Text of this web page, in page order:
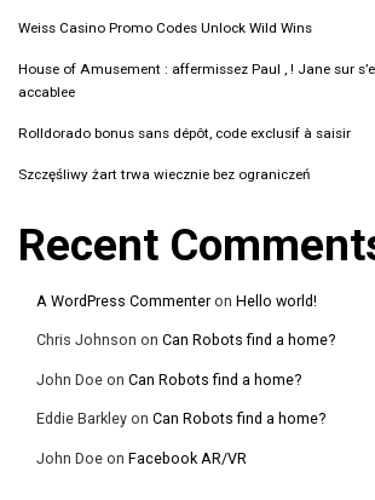
Weiss Casino Promo Codes Unlock Wild Wins
House of Amusement : affermissez Paul , ! Jane sur
accablee
Rolldorado bonus sans dépôt, code exclusif à saisir
Szczęśliwy żart trwa wiecznie bez ograniczeń
Recent
A WordPress Commenter on Hello world!
Chris Johnson on Can Robots find a home?
John Doe on Can Robots find a home?
Eddie Barkley on Can Robots find a home?
John Doe on Facebook AR/VR